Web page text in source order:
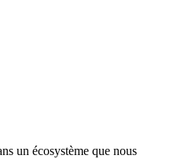
un écosystème que nous